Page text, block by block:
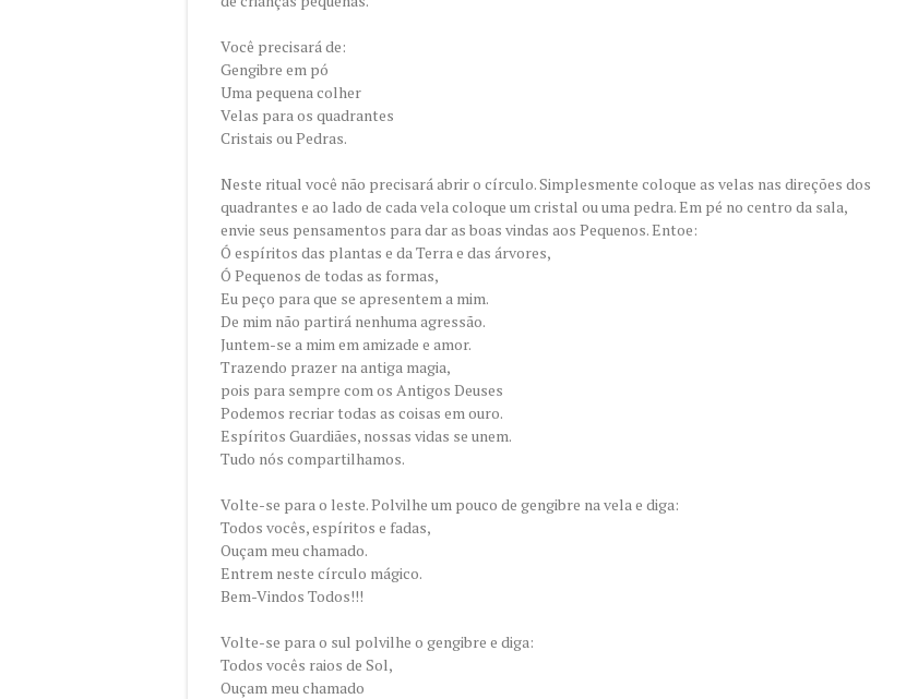
Você precisará de:
Gengibre em pó
Uma pequena colher
Velas para os quadrantes
Cristais ou Pedras.
Neste ritual você não precisará abrir o círculo. Simplesmente coloque as velas nas direções dos
quadrantes e ao lado de cada vela coloque um cristal ou uma pedra. Em pé no centro da sala,
envie seus pensamentos para dar as boas vindas aos Pequenos. Entoe:
Ó espíritos das plantas e da Terra e das árvores,
Ó Pequenos de todas as formas,
Eu peço para que se apresentem a mim.
De mim não partirá nenhuma agressão.
Juntem-se a mim em amizade e amor.
Trazendo prazer na antiga magia,
pois para sempre com os Antigos Deuses
Podemos recriar todas as coisas em ouro.
Espíritos Guardiães, nossas vidas se unem.
Tudo nós compartilhamos.
Volte-se para o leste. Polvilhe um pouco de gengibre na vela e diga:
Todos vocês, espíritos e fadas,
Ouçam meu chamado.
Entrem neste círculo mágico.
Bem-Vindos Todos!!!
Volte-se para o sul polvilhe o gengibre e diga:
Todos vocês raios de Sol,
Ouçam meu chamado